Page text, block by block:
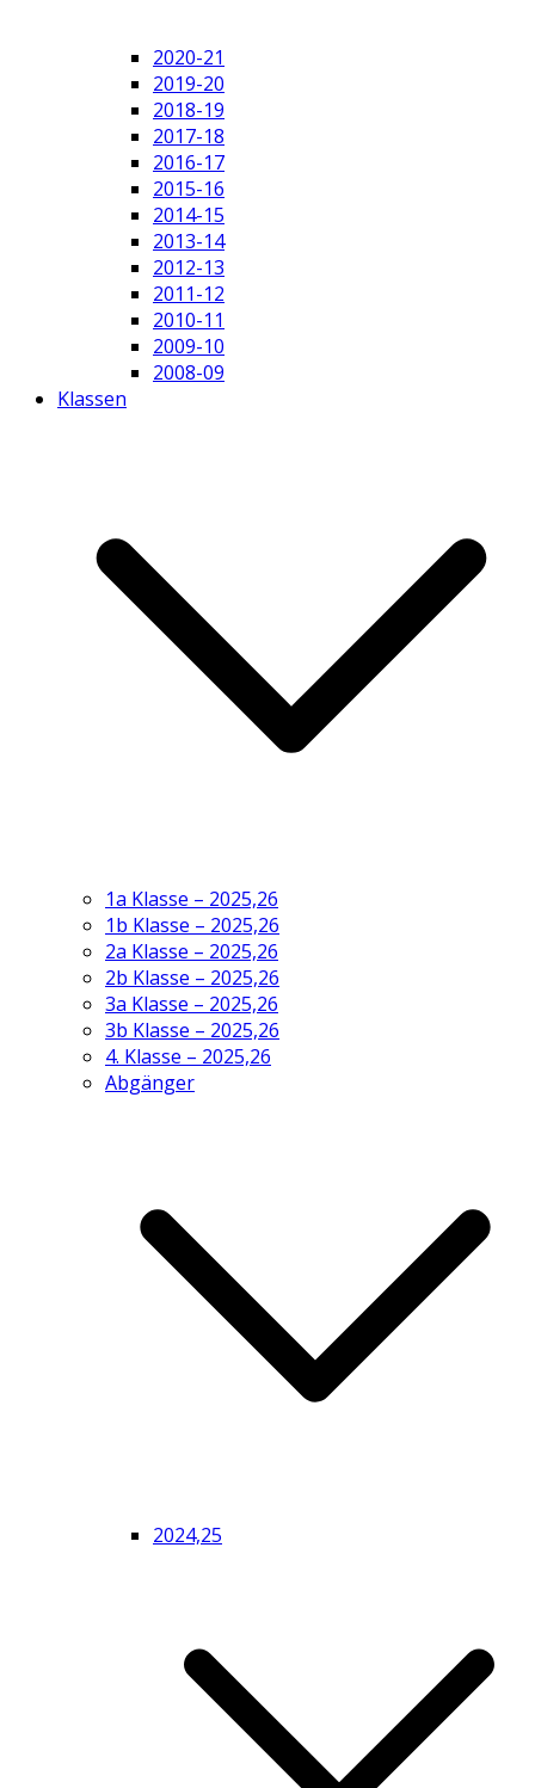
2020-21
2019-20
2018-19
2017-18
2016-17
2015-16
2014-15
2013-14
2012-13
2011-12
2010-11
2009-10
2008-09
Klassen
1a Klasse – 2025,26
1b Klasse – 2025,26
2a Klasse – 2025,26
2b Klasse – 2025,26
3a Klasse – 2025,26
3b Klasse – 2025,26
4. Klasse – 2025,26
Abgänger
2024,25